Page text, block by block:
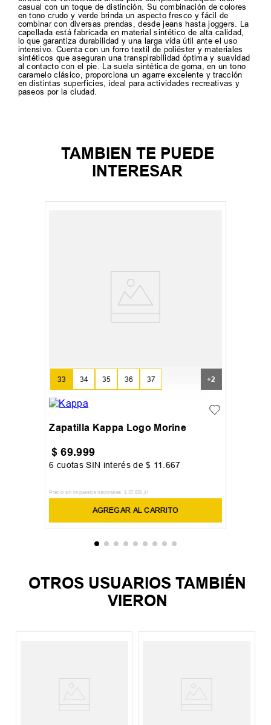
casual con un toque de distinción. Su combinación de colores
en tono crudo y verde brinda un aspecto fresco y fácil de
combinar con diversas prendas, desde jeans hasta joggers. La
capellada está fabricada en material sintético de alta calidad,
lo que garantiza durabilidad y una larga vida útil ante el uso
intensivo. Cuenta con un forro textil de poliéster y materiales
sintéticos que aseguran una transpirabilidad óptima y suavidad
al contacto con el pie. La suela sintética de goma, en un tono
caramelo clásico, proporciona un agarre excelente y tracción
en distintas superficies, ideal para actividades recreativas y
paseos por la ciudad.
TAMBIEN TE PUEDE
INTERESAR
33 34 35 36 37 +2
Zapatilla Kappa Logo Morine
$ 69.999
6 cuotas SIN interés de$ 11.667
Precio sin impuestos nacionales: $ 57.850 ,41
AGREGAR AL CARRITO
OTROS USUARIOS TAMBIÉN
VIERON